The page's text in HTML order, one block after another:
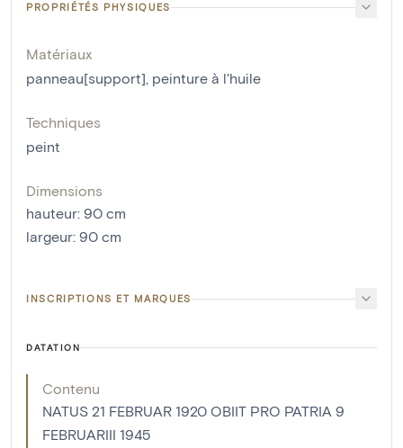
PROPRIÉTÉS PHYSIQUES
Matériaux
panneau[support], peinture à l'huile
Techniques
peint
Dimensions
hauteur: 90 cm
largeur: 90 cm
INSCRIPTIONS ET MARQUES
DATATION
Contenu
NATUS 21 FEBRUAR 1920 OBIIT PRO PATRIA 9
FEBRUARIII 1945